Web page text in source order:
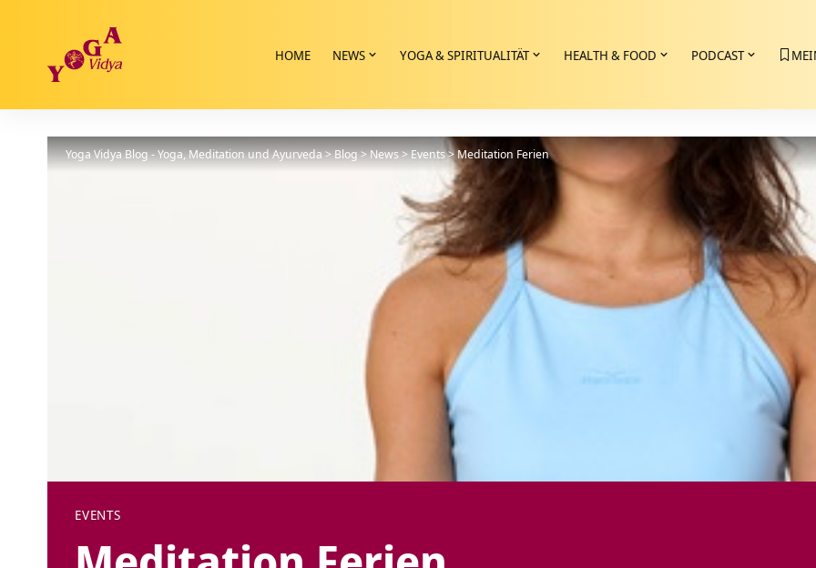
HOME NEWS YOGA & SPIRITUALITÄT HEALTH & FOOD PODCAST
Yoga Vidya Blog - Yoga, Meditation und Ayurveda>Blog>News>Events>Meditation Ferien
EVENTS